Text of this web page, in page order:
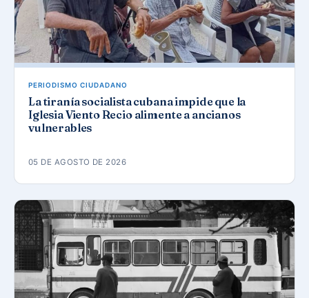
PERIODISMO CIUDADANO
La tiranía socialista cubana impide que la
Iglesia Viento Recio alimente a ancianos
vulnerables
05 DE AGOSTO DE 2026